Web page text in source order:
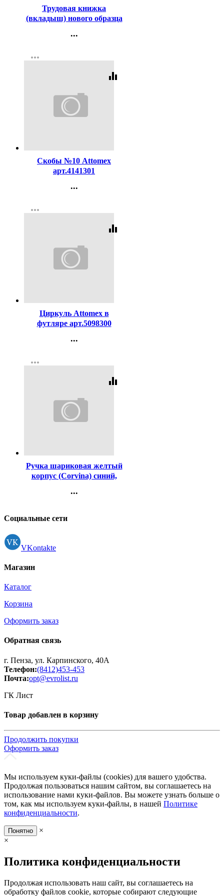
Трудовая книжка
(вкладыш) нового образца
...
Регистрация
more_horiz
equalizer
Скобы №10 Attomex
арт.4141301
...
Регистрация
more_horiz
equalizer
Циркуль Attomex в
футляре арт.5098300
...
Регистрация
more_horiz
equalizer
Ручка шариковая желтый
корпус (Corvina) синий,
...
Регистрация
Социальные сети
VKontakte
Магазин
Каталог
Корзина
Оформить заказ
Обратная связь
г. Пенза, ул. Карпинского, 40А
Телефон:(8412)453-453
Почта:opt@evrolist.ru
ГК Лист
Товар добавлен в корзину
Продолжить покупки
Оформить заказ
Мы используем куки-файлы (cookies) для вашего удобства.
Продолжая пользоваться нашим сайтом, вы соглашаетесь на
использование нами куки-файлов. Вы можете узнать больше о
том, как мы используем куки-файлы, в нашей Политике
конфиденциальности.
Понятно
×
×
Политика конфиденциальности
Продолжая использовать наш сайт, вы соглашаетесь на
обработку файлов cookie, которые собирают следующие